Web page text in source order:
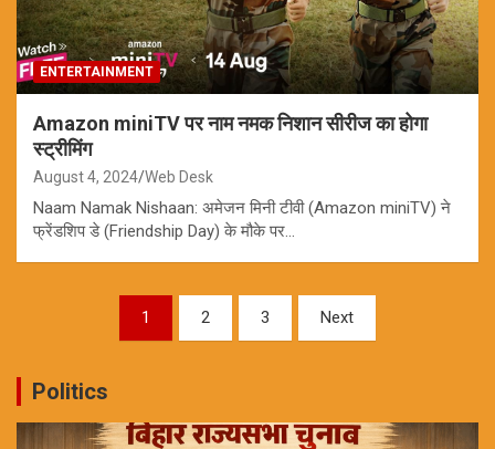
ENTERTAINMENT
Amazon miniTV पर नाम नमक निशान सीरीज का होगा
स्ट्रीमिंग
August 4, 2024 Web Desk
Naam Namak Nishaan: अमेजन मिनी टीवी (Amazon miniTV) ने
फ्रेंडशिप डे (Friendship Day) के मौके पर…
pagination
1 2 3 Next
Politics